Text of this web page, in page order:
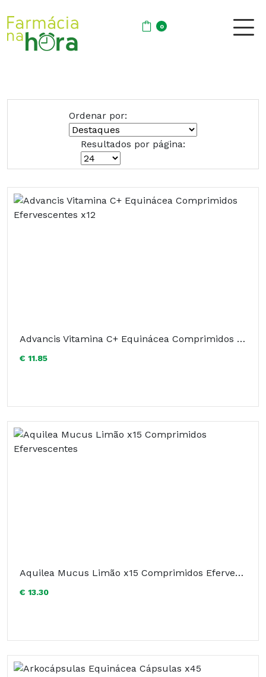
0
Ordenar por:
Resultados por página:
Advancis Vitamina C+ Equinácea Comprimidos Efervescentes x12
€ 11.85
Aquilea Mucus Limão x15 Comprimidos Efervescentes
€ 13.30